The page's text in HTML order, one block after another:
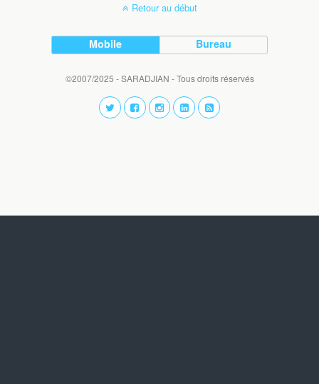
Retour au début
Mobile Bureau
©2007/2025 - SARADJIAN - Tous droits réservés